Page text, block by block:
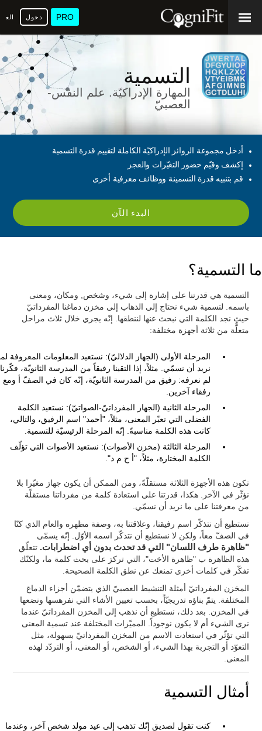
PRO دخول
التسمية
المهارة الإدراكيّة. علم النفس-
العصبيّ
أدخل مجموعة الروائز الإدراكيّة الكاملة لتقييم قدرة التسمية
إكشف وقيّم حضور التغيّرات والعجز
قم بتنبيه قدرة التسمينة ووظائف معرفية أخرى
البدء الآن
ما التسمية؟
التسمية هي قدرتنا على إشارة إلى شيء، وشخص, ومكان، ومعنى
باسمه. لتسمية شيء نحتاج إلى الذهاب إلى مخزن دماغنا المفرداتيّ
حيث نجد الكلمة التي نبحث عنها لننطقها. إنّه يجري خلال ثلاث مراحل
متعلٌّة من ثلاثة أجهزة مختلفة:
المرحلة الأولى (الجهاز الدلاليّ): نستعيد المعلومات المعروفة
نريد أن نسمّي. مثلاً، إذا التقينا رفيقاً من المدرسة الثانويّة، فكّرنا
لم نعرفه: رفيق من المدرسة الثانويّة، إنّه كان في الصفّ أ ومع
رفقاء آخرين.
المرحلة الثانية (الجهاز المفرداتيّ-الصواتيّ): نستعيد الكلمة
الفضلى التي تعبّر المعنى، مثلاً، "أحمد" اسم الرفيق، والتالي،
كانت هذه الكلمة مناسبةً. إنّه المرحلة الرئيسيّة للتسمية.
المرحلة الثالثة (مخزن الأصوات): نستعيد الأصوات التي تؤلّف
الكلمة المختارة، مثلاً، "أ ح م د".
تكون هذه الأجهزة الثلاثة مستقلّةً، ومن الممكن أن يكون جهاز مغيّرا بلا
نؤثّر في الآخر. هكذا، قدرتنا على استعادة كلمة من مفرداتنا مستقلّة
من معرفتنا على ما نريد أن نسمّي.
نستطيع أن نتذكّر اسم رفيقنا، وعلاقتنا به، وصفة مظهره والعام الذي كنّا
في الصفّ معاً، ولكن لا نستطيع أن نتذكّر اسمه الأوّل. إنّه يسمّى
"ظاهرة طرف اللسان" التي قد تحدث بدون أي اضطرابات. تتعلّق
هذه الظاهرة ب "ظاهرة الأخت"، التي تركز على بحث كلمة ما، ولكنّك
تفكّر في كلمات أخرى تمنعك عن نطق الكلمة الصحيحة.
المخزن المفرداتيّ أمثلة التنشيط العصبيّ الذي يتضمّن أجزاء الدماغ
المختلفة. يتمّ بناؤه تدريجيّاً، بحسب تعيين الأشاء التي نفرهسها ونضعها
في المخزن. بعد ذلك، نستطيع أن نذهب إلى المخزن المفرداتيّ عندما
نرى الشيء أم لا يكون نوجوداً. المميّزات المختلفة عند تسمية المعنى
التي تؤثّر في استعادت الاسم من المخزن المفرداتيّ بسهولة، مثل
التعوّد أو التجربة بهذا الشيء، أو الشخص، أو المعنى، أو التردّد لهذه
المعنى.
أمثال التسمية
كنت تقول لصديق إنّك تذهب إلى عيد مولد شخص آخر، وعندما